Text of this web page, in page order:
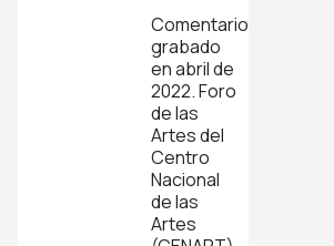
Comentario
grabado
en abril de
2022. Foro
de las
Artes del
Centro
Nacional
de las
Artes